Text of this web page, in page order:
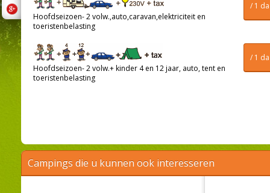
/ 1
Hoofdseizoen- 2 volw.,auto,caravan,elektriciteit en
toeristenbelasting
/ 1
Hoofdseizoen- 2 volw.+ kinder 4 en 12 jaar, auto, tent en
toeristenbelasting
Campings die u kunnen ook interesseren